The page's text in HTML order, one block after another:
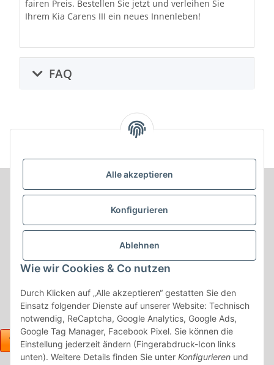
Alle akzeptieren
Konfigurieren
Ablehnen
Wie wir Cookies & Co nutzen
Durch Klicken auf „Alle akzeptieren“ gestatten Sie den
Einsatz folgender Dienste auf unserer Website: Technisch
notwendig, ReCaptcha, Google Analytics, Google Ads,
Google Tag Manager, Facebook Pixel. Sie können die
Einstellung jederzeit ändern (Fingerabdruck-Icon links
unten). Weitere Details finden Sie unter Konfigurieren und
fairen Preis. Bestellen Sie jetzt und verleihen Sie
Ihrem Kia Carens III ein neues Innenleben!
FAQ
Informationen
Produkt Informationen
Shop Informationen
Gesetzliche Informationen